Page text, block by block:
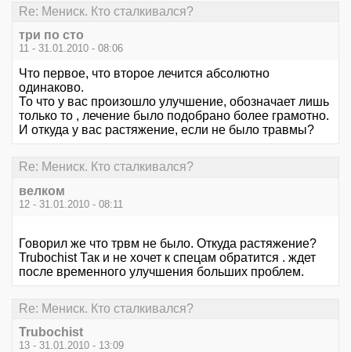
Re: Мениск. Кто сталкивался?
три по сто
11 - 31.01.2010 - 08:06
Что первое, что второе лечится абсолютно
одинаково.
То что у вас произошло улучшение, обозначает лишь
только то , лечение было подобрано более грамотно.
И откуда у вас растяжение, если не было травмы?
Re: Мениск. Кто сталкивался?
велком
12 - 31.01.2010 - 08:11
Говорил же что трвм не было. Откуда растяжение?
Trubochist Так и не хочет к спецам обратится . ждет
после временного улучшения больших проблем.
Re: Мениск. Кто сталкивался?
Trubochist
13 - 31.01.2010 - 13:09